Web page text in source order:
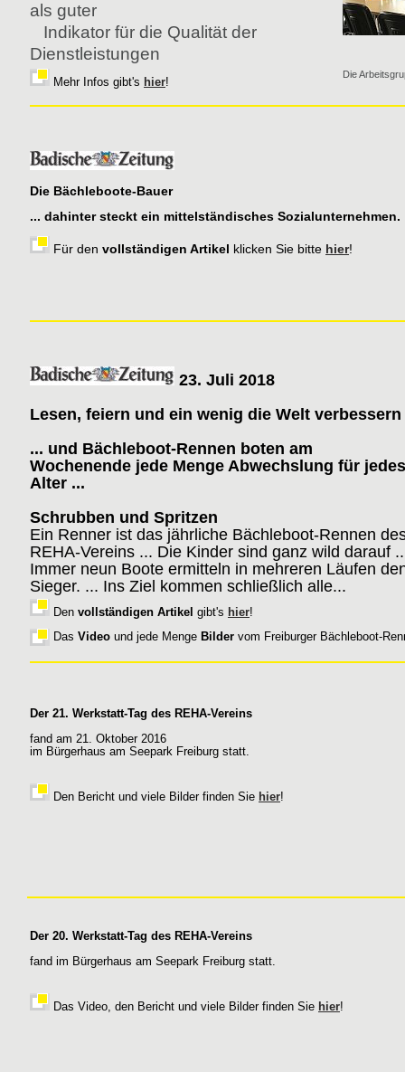
als guter
Indikator für die Qualität der
Dienstleistungen
Mehr Infos gibt's hier!
Die
Die Bächleboote-Bauer
... dahinter steckt ein mittelständisches Sozialunternehmen.
Für den vollständigen Artikel klicken Sie bitte hier!
23. Juli 2018
Lesen, feiern und ein wenig die Welt verbessern
... und Bächleboot-Rennen boten am
Wochenende jede Menge Abwechslung für jedes
Alter ...
Schrubben und Spritzen
Ein Renner ist das jährliche Bächleboot-Rennen
REHA-Vereins ... Die Kinder sind ganz wild darauf
Immer neun Boote ermitteln in mehreren Läufen
Sieger. ... Ins Ziel kommen schließlich alle...
Den vollständigen Artikel gibt's hier!
Das Video und jede Menge Bilder vom Freiburger Bächleboot-
Der 21. Werkstatt-Tag des REHA-Vereins
fand am 21. Oktober 2016
im Bürgerhaus am Seepark Freiburg statt.
Den Bericht und viele Bilder finden Sie hier!
Der 20. Werkstatt-Tag des REHA-Vereins
fand im Bürgerhaus am Seepark Freiburg statt.
Das Video, den Bericht und viele Bilder finden Sie hier!